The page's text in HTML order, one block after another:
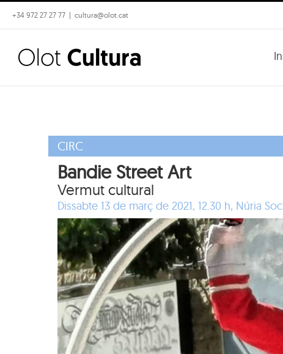
Skip
to
content
+34 972 27 27 77 | cultura@olot.cat
CIRC
Bandie Street Art
Vermut cultural
Dissabte 13 de març de 2021, 12.30 h, Núria